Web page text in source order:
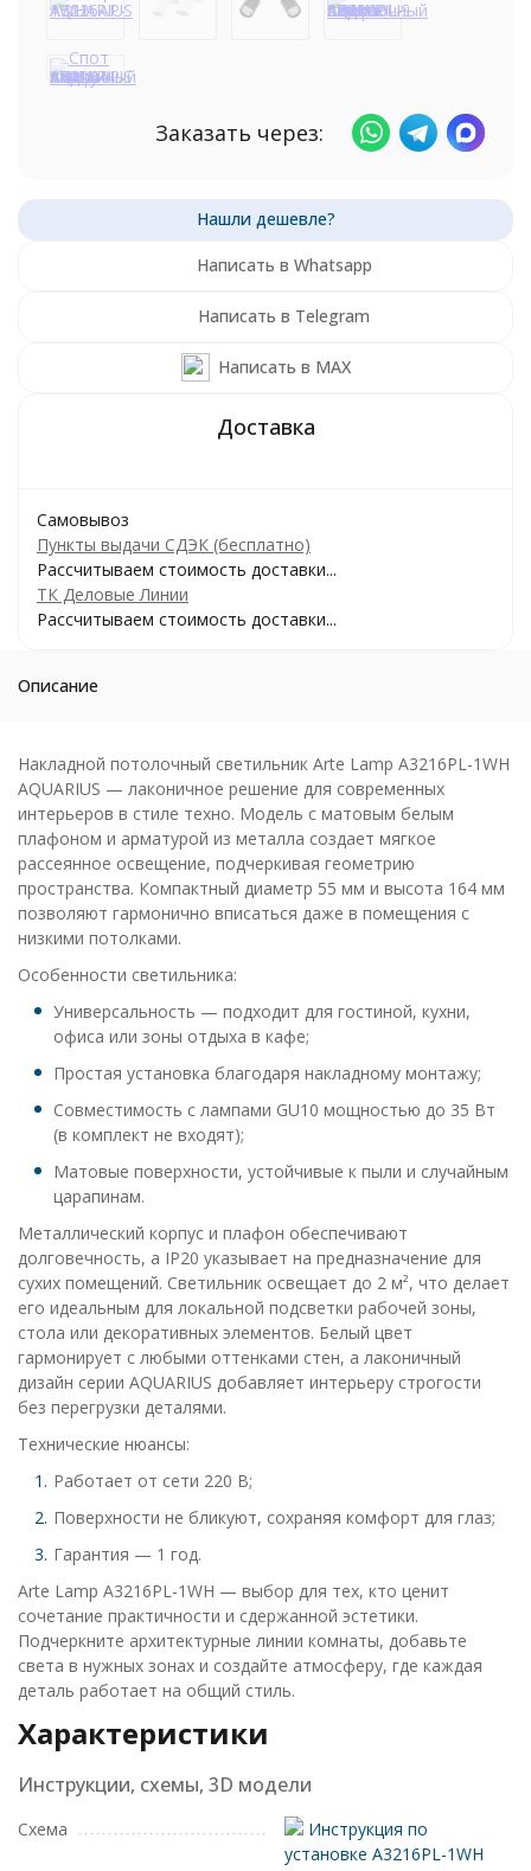
Заказать через:
Написать в Whatsapp
Написать в Telegram
Написать в MAX
Самовывоз
Пункты выдачи СДЭК (бесплатно)
Рассчитываем стоимость доставки...
ТК Деловые Линии
Рассчитываем стоимость доставки...
Описание
Накладной потолочный светильник Arte Lamp A3216PL-1WH
AQUARIUS — лаконичное решение для современных
интерьеров в стиле техно. Модель с матовым белым
плафоном и арматурой из металла создает мягкое
рассеянное освещение, подчеркивая геометрию
пространства. Компактный диаметр 55 мм и высота 164 мм
позволяют гармонично вписаться даже в помещения с
низкими потолками.
Особенности светильника:
Универсальность — подходит для гостиной, кухни,
офиса или зоны отдыха в кафе;
Простая установка благодаря накладному монтажу;
Совместимость с лампами GU10 мощностью до 35 Вт
(в комплект не входят);
Матовые поверхности, устойчивые к пыли и случайным
царапинам.
Металлический корпус и плафон обеспечивают
долговечность, а IP20 указывает на предназначение для
сухих помещений. Светильник освещает до 2 м², что делает
его идеальным для локальной подсветки рабочей зоны,
стола или декоративных элементов. Белый цвет
гармонирует с любыми оттенками стен, а лаконичный
дизайн серии AQUARIUS добавляет интерьеру строгости
без перегрузки деталями.
Технические нюансы:
Работает от сети 220 В;
Поверхности не бликуют, сохраняя комфорт для глаз;
Гарантия — 1 год.
Arte Lamp A3216PL-1WH — выбор для тех, кто ценит
сочетание практичности и сдержанной эстетики.
Подчеркните архитектурные линии комнаты, добавьте
света в нужных зонах и создайте атмосферу, где каждая
деталь работает на общий стиль.
Характеристики
Инструкции, схемы, 3D модели
Схема
Инструкция по
установке A3216PL-1WH